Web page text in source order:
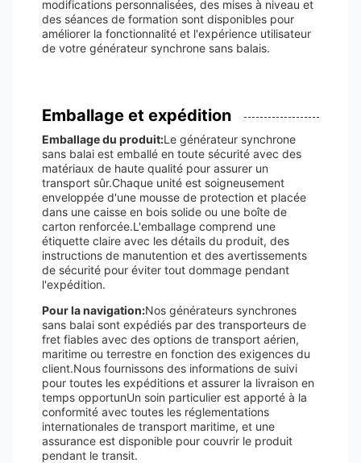
modifications personnalisées, des mises à niveau et
des séances de formation sont disponibles pour
améliorer la fonctionnalité et l'expérience utilisateur
de votre générateur synchrone sans balais.
Emballage et expédition
Emballage du produit:Le générateur synchrone
sans balai est emballé en toute sécurité avec des
matériaux de haute qualité pour assurer un
transport sûr.Chaque unité est soigneusement
enveloppée d'une mousse de protection et placée
dans une caisse en bois solide ou une boîte de
carton renforcée.L'emballage comprend une
étiquette claire avec les détails du produit, des
instructions de manutention et des avertissements
de sécurité pour éviter tout dommage pendant
l'expédition.
Pour la navigation:Nos générateurs synchrones
sans balai sont expédiés par des transporteurs de
fret fiables avec des options de transport aérien,
maritime ou terrestre en fonction des exigences du
client.Nous fournissons des informations de suivi
pour toutes les expéditions et assurer la livraison en
temps opportunUn soin particulier est apporté à la
conformité avec toutes les réglementations
internationales de transport maritime, et une
assurance est disponible pour couvrir le produit
pendant le transit.